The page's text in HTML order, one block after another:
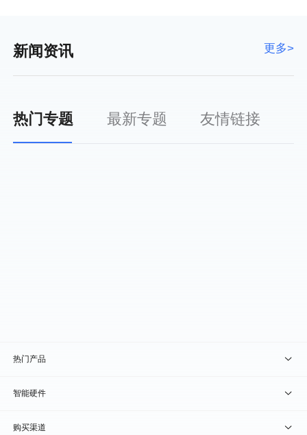
新闻资讯 更多>
热门专题 最新专题 友情链接
热门产品
贝锐向日葵 · 远程控制
贝锐蒲公英 · 异地组网
智能硬件
贝锐向日葵硬件
购买渠道